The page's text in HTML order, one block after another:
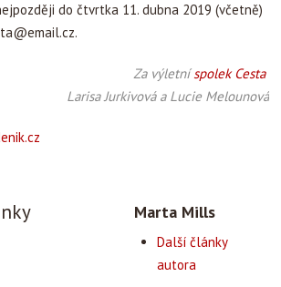
do čtvrtka 11. dubna 2019 (včetně)
.
Za výletníspolek Cesta
Larisa Jurkivová a Lucie Melounová
Marta Mills
Další články
autora